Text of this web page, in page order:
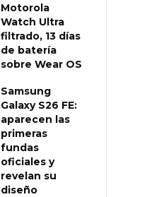
Motorola
Watch Ultra
filtrado, 13 días
de batería
sobre Wear OS
Samsung
Galaxy S26 FE:
aparecen las
primeras
fundas
oficiales y
revelan su
diseño